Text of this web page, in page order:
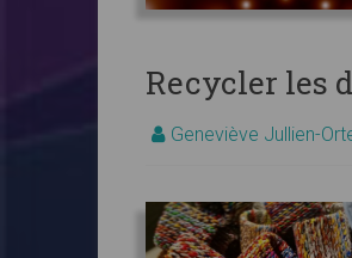
Recycler les
Geneviève Jullien-